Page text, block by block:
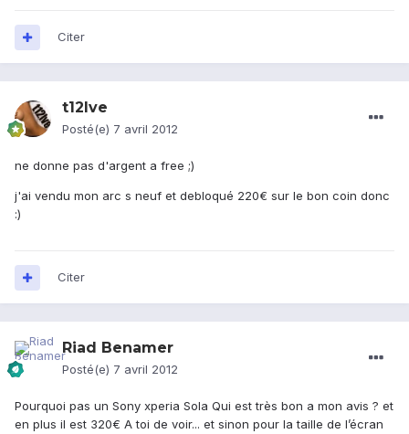
Citer
t12lve
Posté(e) 7 avril 2012
ne donne pas d'argent a free ;)
j'ai vendu mon arc s neuf et debloqué 220€ sur le bon coin donc
:)
Citer
Riad Benamer
Posté(e) 7 avril 2012
Pourquoi pas un Sony xperia Sola Qui est très bon a mon avis ? et
en plus il est 320€ A toi de voir... et sinon pour la taille de l’écran